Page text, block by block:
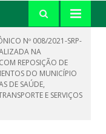
Nº 008/2021-SRP-
NA
REPOSIÇÃO DE
DO MUNICÍPIO
DE SAÚDE,
E SERVIÇOS